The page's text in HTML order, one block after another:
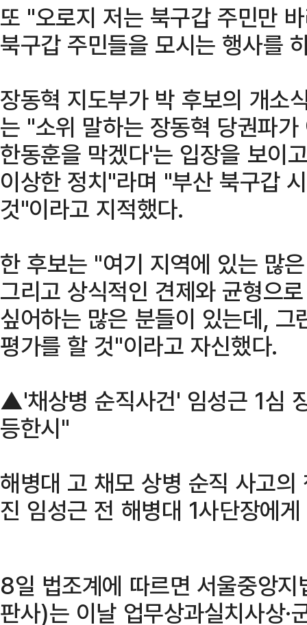
또 "오로지 저는 북구갑 주민만
북구갑 주민들을 모시는 행사를
장동혁 지도부가 박 후보의 개소
는 "소위 말하는 장동혁 당권파
한동훈을 막겠다'는 입장을 보이
이상한 정치"라며 "부산 북구갑
것"이라고 지적했다.
한 후보는 "여기 지역에 있는 많
그리고 상식적인 견제와 균형으
싶어하는 많은 분들이 있는데,
평가를 할 것"이라고 자신했다.
▲'채상병 순직사건' 임성근 1심
등한시"
해병대 고 채모 상병 순직 사고
진 임성근 전 해병대 1사단장에
8일 법조계에 따르면 서울중앙
판사)는 이날 업무상과실치사상·